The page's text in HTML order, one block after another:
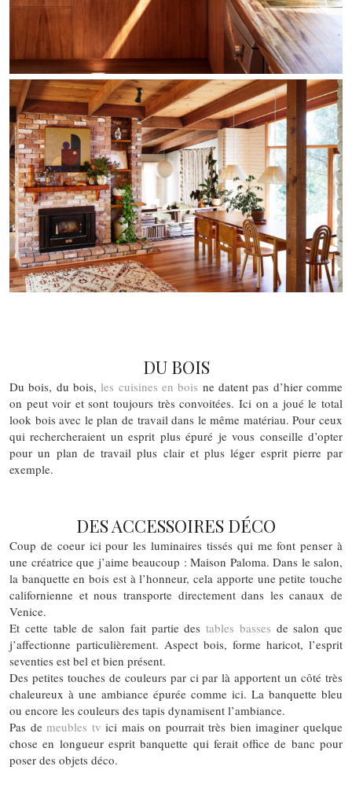
DU BOIS
Du bois, du bois, les cuisines en bois ne datent pas d’hier comme
on peut voir et sont toujours très convoitées. Ici on a joué le total
look bois avec le plan de travail dans le même matériau. Pour ceux
qui rechercheraient un esprit plus épuré je vous conseille d’opter
pour un plan de travail plus clair et plus léger esprit pierre par
exemple.
DES ACCESSOIRES DÉCO
Coup de coeur ici pour les luminaires tissés qui me font penser à
une créatrice que j’aime beaucoup : Maison Paloma. Dans le salon,
la banquette en bois est à l’honneur, cela apporte une petite touche
californienne et nous transporte directement dans les canaux de
Venice.
Et cette table de salon fait partie des tables basses de salon que
j’affectionne particulièrement. Aspect bois, forme haricot, l’esprit
seventies est bel et bien présent.
Des petites touches de couleurs par ci par là apportent un côté très
chaleureux à une ambiance épurée comme ici. La banquette bleu
ou encore les couleurs des tapis dynamisent l’ambiance.
Pas demeubles tv ici mais on pourrait très bien imaginer quelque
chose en longueur esprit banquette qui ferait office de banc pour
poser des objets déco.